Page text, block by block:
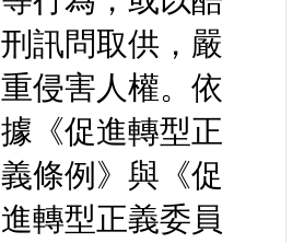
刑訊問取供，嚴
重侵害人權。依
據《促進轉型正
義條例》與《促
進轉型正義委員